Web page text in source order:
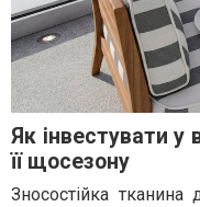
Як інвестувати у
її щосезону
Зносостійка